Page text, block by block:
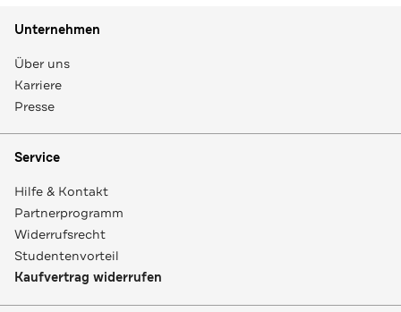
Unternehmen
Über uns
Karriere
Presse
Service
Hilfe & Kontakt
Partnerprogramm
Widerrufsrecht
Studentenvorteil
Kaufvertrag widerrufen